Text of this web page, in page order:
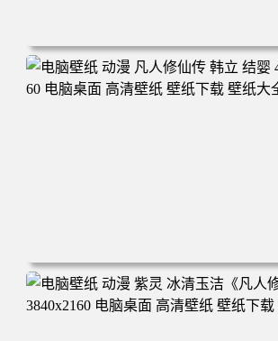
电脑壁纸 动漫角色 卡通场景 夏日休闲 夏
年回忆 荷塘荷叶 蜡笔小新 电脑桌面 高清壁
电脑壁纸 动漫 凡人修仙传 韩立 结婴 4k壁
脑桌面 高清壁纸 壁纸下载 壁纸大全